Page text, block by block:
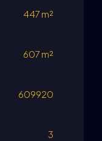
447 m²
607 m²
609920
3